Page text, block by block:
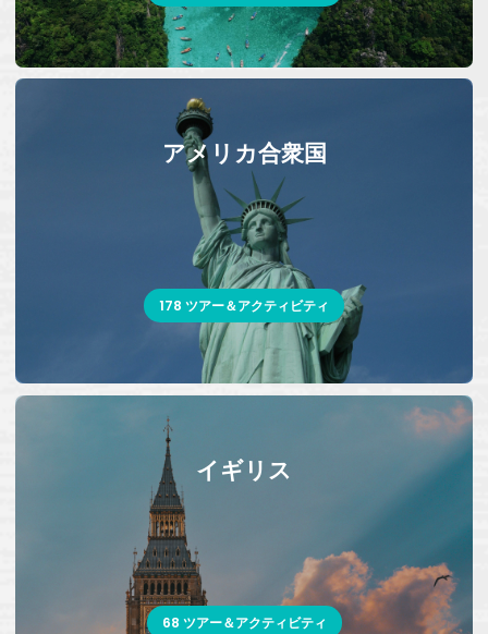
アメリカ合衆国
178 ツアー＆アクティビティ
イギリス
68 ツアー＆アクティビティ